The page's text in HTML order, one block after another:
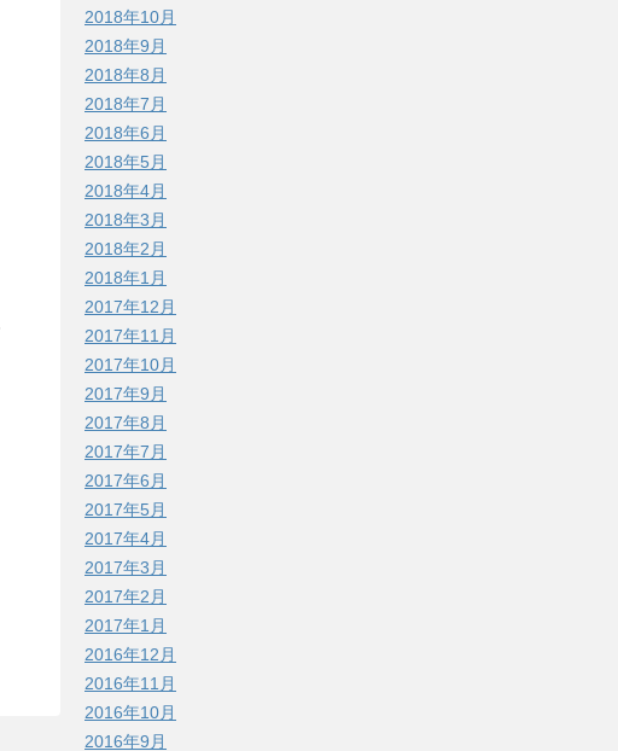
2018年10月
2018年9月
2018年8月
2018年7月
2018年6月
2018年5月
2018年4月
2018年3月
2018年2月
2018年1月
2017年12月
2017年11月
2017年10月
2017年9月
2017年8月
2017年7月
2017年6月
2017年5月
2017年4月
2017年3月
2017年2月
2017年1月
2016年12月
2016年11月
2016年10月
2016年9月